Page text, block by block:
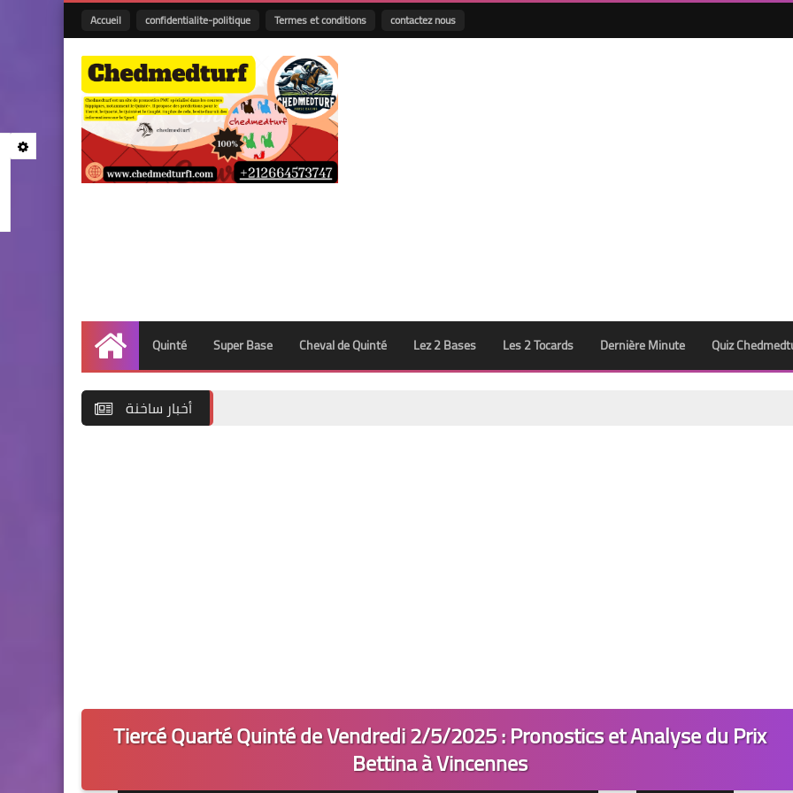
Accueil confidentialite-politique Termes et conditions contactez nous
Accueil
Quinté Super Base Cheval de Quinté Lez 2 Bases Les 2 Tocards Dernière Minute Quiz
أخبار ساخنة
Tiercé Quarté Quinté de Vendredi 2/5/2025 : Pronostics et Analyse du Prix
Bettina à Vincennes